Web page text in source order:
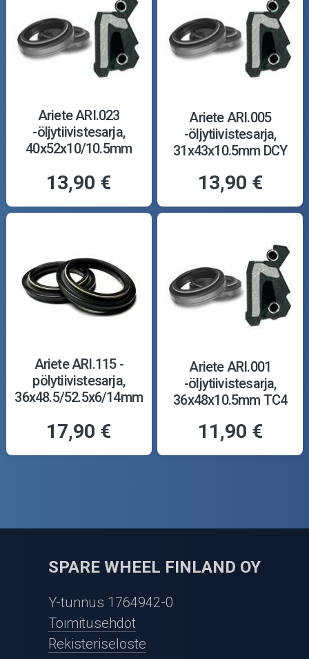
Ariete ARI.023
-öljytiivistesarja,
40x52x10/10.5mm
13,90 €
Ariete ARI.005
-öljytiivistesarja,
31x43x10.5mm DCY
13,90 €
Ariete ARI.115 -
pölytiivistesarja,
36x48.5/52.5x6/14mm
17,90 €
Ariete ARI.001
-öljytiivistesarja,
36x48x10.5mm TC4
11,90 €
SPARE WHEEL FINLAND OY
Y-tunnus 1764942-0
Toimitusehdot
Rekisteriseloste